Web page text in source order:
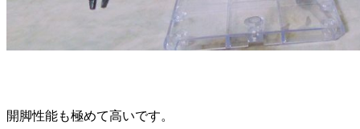
開脚性能も極めて高いです。